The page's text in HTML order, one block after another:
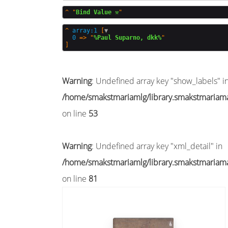
^ " Bind Value ⚒️
^ array:1
▼
0 => "%Paul Suparno, dkk%
Warning: Undefined array key "show_labels"
/home/smakstmariamlg/
on line 53
Warning: Undefined array key "xml_detail" in
/home/smakstmariamlg/
on line 81